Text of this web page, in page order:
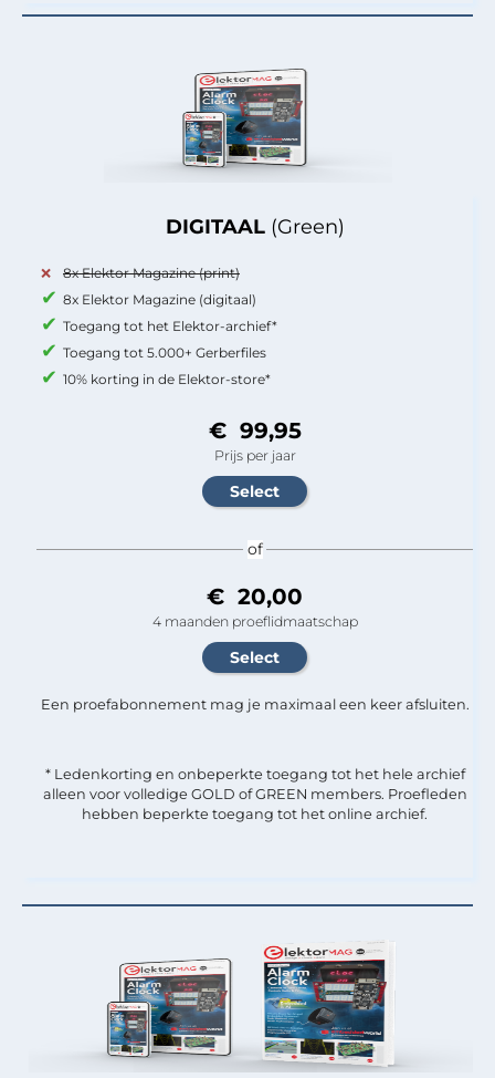
DIGITAAL (Green)
8x Elektor Magazine (print)
8x Elektor Magazine (digitaal)
Toegang tot het Elektor-archief*
Toegang tot 5.000+ Gerberfiles
10% korting in de Elektor-store*
€ 99,95
Prijs per jaar
of
€ 20,00
4 maanden proeflidmaatschap
Een proefabonnement mag je maximaal een keer afsluiten.
* Ledenkorting en onbeperkte toegang tot het hele archief
alleen voor volledige GOLD of GREEN members. Proefleden
hebben beperkte toegang tot het online archief.